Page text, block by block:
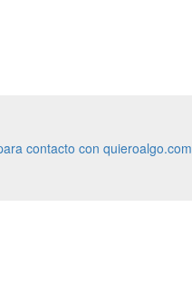
contacto con quieroalgo.com